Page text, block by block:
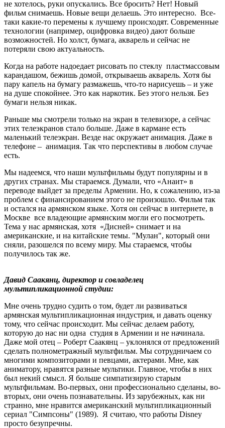
не хотелось, руки опускались. Все бросить? Нет! Новый
фильм снимаешь. Новые вещи делаешь. Это интересно. Все-
таки какие-то перемены к лучшему происходят. Современные
технологии (например, оцифровка видео) дают больше
возможностей. Но холст, бумага, акварель и сейчас не
потеряли свою актуальность.
Когда на работе надоедает рисовать по стеклу пластмассовым
карандашом, бежишь домой, открываешь акварель. Хотя бы
пару капель на бумагу размажешь, что-то нарисуешь – и уже
на душе спокойнее. Это как наркотик. Без этого нельзя. Без
бумаги нельзя никак.
Раньше мы смотрели только на экран в телевизоре, а сейчас
этих телеэкранов стало больше. Даже в кармане есть
маленький телеэкран. Везде нас окружает анимация. Даже в
телефоне – анимация. Так что перспективы в любом случае
есть.
Мы надеемся, что наши мультфильмы будут популярны и в
других странах. Мы стараемся. Думали, что «Анаит» в
переводе выйдет за пределы Армении. Но, к сожалению, из-за
проблем с финансированием этого не произошло. Фильм так
и остался на армянском языке. Хотя он сейчас в интернете, в
Москве все владеющие армянским могли его посмотреть.
Тема у нас армянская, хотя «Дисней» снимает и на
американские, и на китайские темы. "Мулан", который они
сняли, разошелся по всему миру. Мы стараемся, чтобы
получилось так же.
Давид Саакянц, директор и совладелец
мультипликационной студии:
Мне очень трудно судить о том, будет ли развиваться
армянская мультипликационная индустрия, и давать оценку
тому, что сейчас происходит. Мы сейчас делаем работу,
которую до нас ни одна студия в Армении и не начинала.
Даже мой отец – Роберт Саакянц – уклонялся от предложений
сделать полнометражный мультфильм. Мы сотрудничаем со
многими композиторами и певцами, актерами. Мне, как
аниматору, нравятся разные мультики. Главное, чтобы в них
был некий смысл. Я больше симпатизирую старым
мультфильмам. Во-первых, они профессионально сделаны, во-
вторых, они очень познавательны. Из зарубежных, как ни
странно, мне нравится американский мультипликационный
сериал "Cимпсоны" (1989). Я считаю, что работы Disney
просто безупречны.